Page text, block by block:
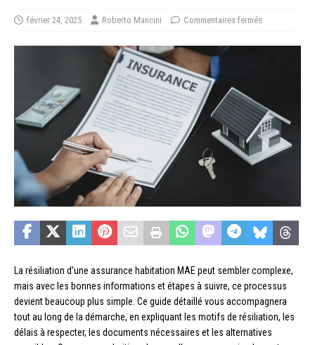
février 24, 2025 Roberto Mancini Commentaires fermés
La résiliation d’une assurance habitation MAE peut sembler complexe,
mais avec les bonnes informations et étapes à suivre, ce processus
devient beaucoup plus simple. Ce guide détaillé vous accompagnera
tout au long de la démarche, en expliquant les motifs de résiliation, les
délais à respecter, les documents nécessaires et les alternatives